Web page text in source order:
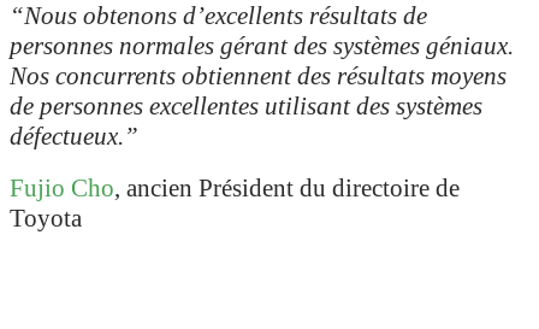
“Nous obtenons d’excellents résultats de
personnes normales gérant des systèmes géniaux.
Nos concurrents obtiennent des résultats moyens
de personnes excellentes utilisant des systèmes
défectueux.”
Fujio Cho, ancien Président du directoire de
Toyota